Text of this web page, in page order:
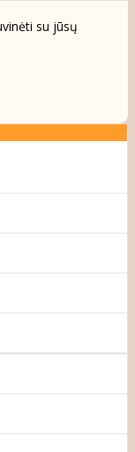
su jūsų